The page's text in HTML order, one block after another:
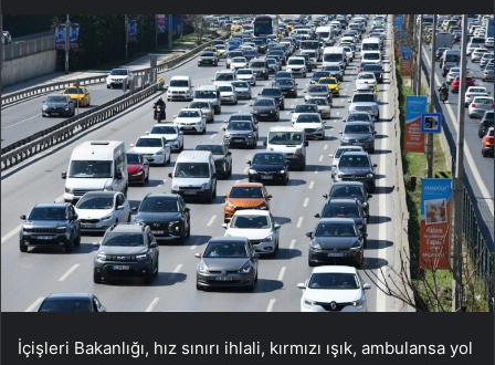
İçişleri Bakanlığı, hız sınırı ihlali, kırmızı ışık, ambulansa yol